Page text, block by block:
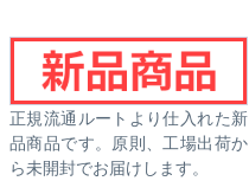
正規流通ルートより仕入れた新
品商品です。原則、工場出荷か
ら未開封でお届けします。